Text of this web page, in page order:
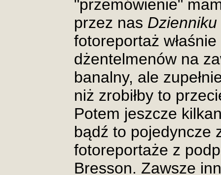
"przemówienie"
przez nas
fotoreportaż
dżentelmenów na
banalny, ale
niż zrobiłby to
Potem jeszcze
bądź to pojedyncze
fotoreportaże z
Bresson. Zawsze